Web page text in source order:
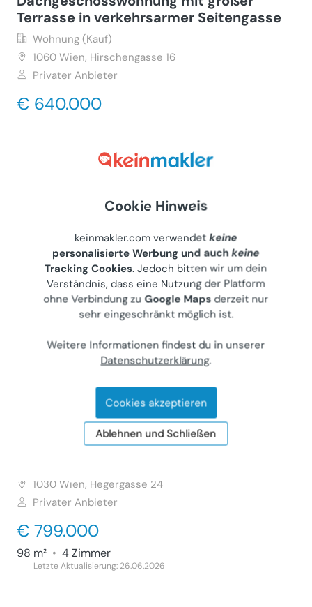
Terrasse in verkehrsarmer Seitengasse
Wohnung (Kauf)
1060 Wien, Hirschengasse 16
Privater Anbieter
€ 640.000
kleien Starterwohnung bei U4
Schönbrunn
Wohnung (Kauf)
1150 Wien, Siebeneichengasse 13
Privater Anbieter
€ 155.000
30 m²•1 Zimmer
Letzte Aktualisierung: 22.07.2026
Helle Dachgeschoss Maisonette mit
Terrasse & Balkon - Provisionsfrei
1030 Wien, Hegergasse 24
Privater Anbieter
€ 799.000
98 m² • 4 Zimmer
Letzte Aktualisierung: 26.06.2026
Cookie Hinweis
keinmakler.com verwendetkeine
personalisierte Werbung und auchkeine
Tracking Cookies. Jedoch bitten wir um dein
Verständnis, dass eine Nutzung der Platform
ohne Verbindung zuGoogle Maps derzeit nur
sehr eingeschränkt möglich ist.
Weitere Informationen findest du in unserer
Datenschutzerklärung.
Cookies akzeptieren
Ablehnen und Schließen